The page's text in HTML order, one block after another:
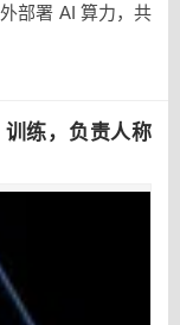
部署 AI 算力，共
练，负责人称